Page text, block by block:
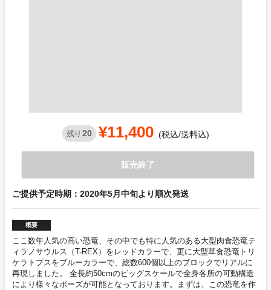
残り 20 ¥11,400 (税込/送料込)
販売終了
ご提供予定時期：2020年5月中旬より順次発送
概要
ここ数年人気の高い恐竜、その中でも特に人気のある大型肉食恐竜テ
ィラノサウルス（T-REX）をレッドカラーで、更に大型草食恐竜トリ
ケラトプスをブルーカラーで、総数600個以上のブロックでリアルに
再現しました。 全長約50cmのビッグスケールで全身各所の可動構造
により様々なポーズが可能となっております。まずは、この恐竜を作